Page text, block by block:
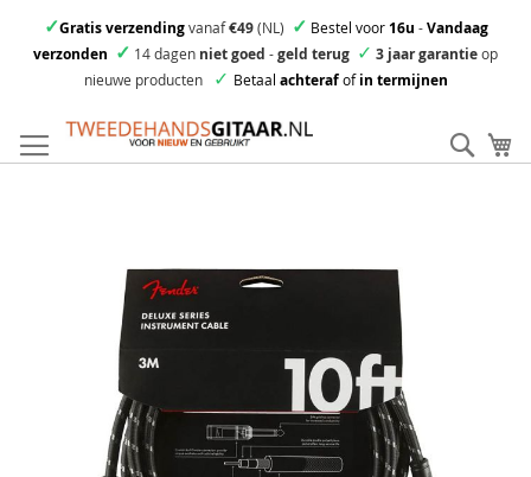
✓Gratis verzendingvanaf€49(NL) ✓ Bestel voor16u -Vandaag
verzonden ✓ 14 dagen niet goed -geld terug ✓ 3 jaar garantieop
nieuwe producten
✓ Betaal achterafofin termijnen
direct
door